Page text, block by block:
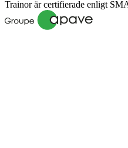
Trainor är certifierade enligt